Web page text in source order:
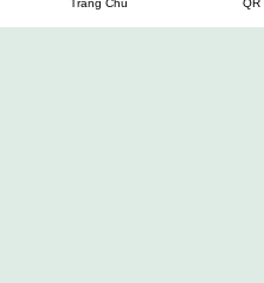
Trang Chủ QR